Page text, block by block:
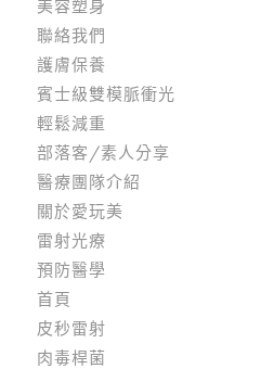
美容塑身
聯絡我們
護膚保養
賓士級雙模脈衝光
輕鬆減重
部落客/素人分享
醫療團隊介紹
關於愛玩美
雷射光療
預防醫學
首頁
皮秒雷射
肉毒桿菌